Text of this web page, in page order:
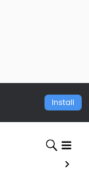
Install